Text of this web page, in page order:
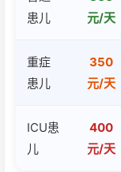
患儿
元/天
重症
患儿
350
元/天
ICU患
儿
400
元/天